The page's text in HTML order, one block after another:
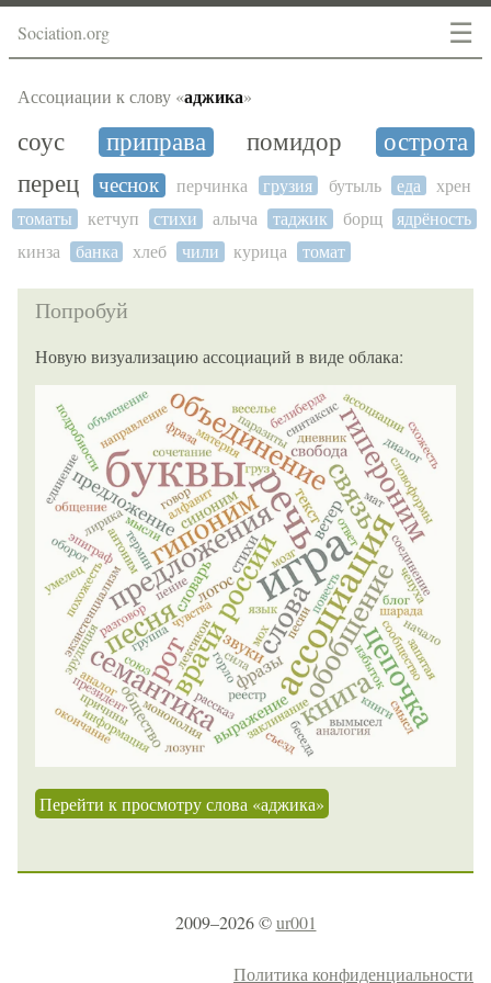
☰
Sociation.org
Ассоциации к слову «аджика»
соус приправа помидор
острота
перец
чеснок перчинка грузия бутыль еда
хрен
томаты
кетчуп стихи алыча таджик борщ
ядрёность
кинза
банка хлеб чили курица томат
Попробуй
Новую визуализацию ассоциаций в виде облака:
Перейти к просмотру слова «аджика»
2009–2026 ©ur001
Политика конфиденциальности